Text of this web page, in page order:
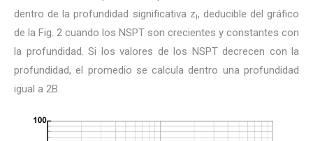
dentro de la profundidad significativa zi, deducible del gráfico
de la Fig. 2 cuando los NSPT son crecientes y constantes con
la profundidad. Si los valores de los NSPT decrecen con la
profundidad, el promedio se calcula dentro una profundidad
igual a 2B.